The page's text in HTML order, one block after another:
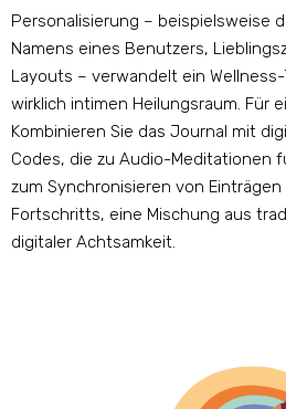
Personalisierung – beispielsweise
Namens eines Benutzers,
Layouts – verwandelt ein
wirklich intimen Heilungsraum. Für
Kombinieren Sie das Journal mit
Codes, die zu Audio-Meditationen
zum Synchronisieren von
Fortschritts, eine Mischung aus
digitaler Achtsamkeit.